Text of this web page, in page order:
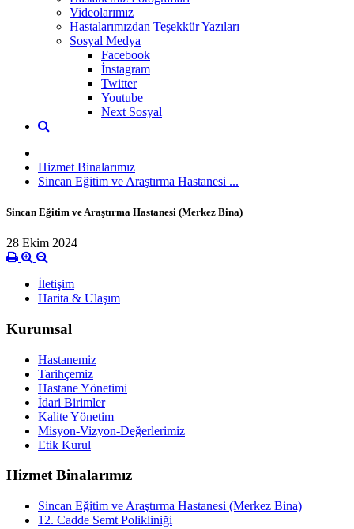
Videolarımız
Hastalarımızdan Teşekkür Yazıları
Sosyal Medya
Facebook
İnstagram
Twitter
Youtube
Next Sosyal
Hizmet Binalarımız
Sincan Eğitim ve Araştırma Hastanesi ...
Sincan Eğitim ve Araştırma Hastanesi (Merkez Bina)
28 Ekim 2024
İletişim
Harita & Ulaşım
Kurumsal
Hastanemiz
Tarihçemiz
Hastane Yönetimi
İdari Birimler
Kalite Yönetim
Misyon-Vizyon-Değerlerimiz
Etik Kurul
Hizmet Binalarımız
Sincan Eğitim ve Araştırma Hastanesi (Merkez Bina)
12. Cadde Semt Polikliniği